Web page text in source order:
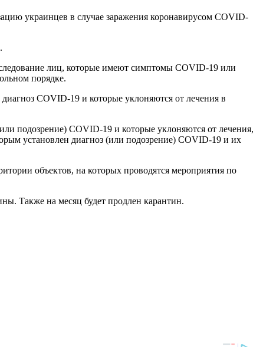
украинцев в случае заражения коронавирусом COVID-
лиц, которые имеют симптомы COVID-19 или
порядке.
COVID-19 и которые уклоняются от лечения в
подозрение) COVID-19 и которые уклоняются от лечения,
установлен диагноз (или подозрение) COVID-19 и их
объектов, на которых проводятся мероприятия по
Также на месяц будет продлен карантин.